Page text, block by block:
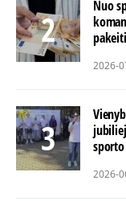
Nuo
2026-
2026-